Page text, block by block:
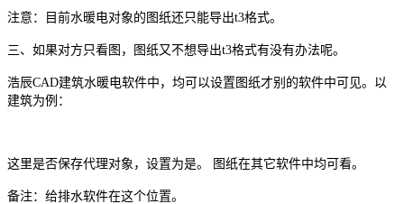
注意：目前水暖电对象的图纸还只能导出t3格式。
三、如果对方只看图，图纸又不想导出t3格式有没有办法呢。
浩辰CAD建筑水暖电软件中，均可以设置图纸才别的软件中可见。以
建筑为例：
这里是否保存代理对象，设置为是。 图纸在其它软件中均可看。
备注：给排水软件在这个位置。